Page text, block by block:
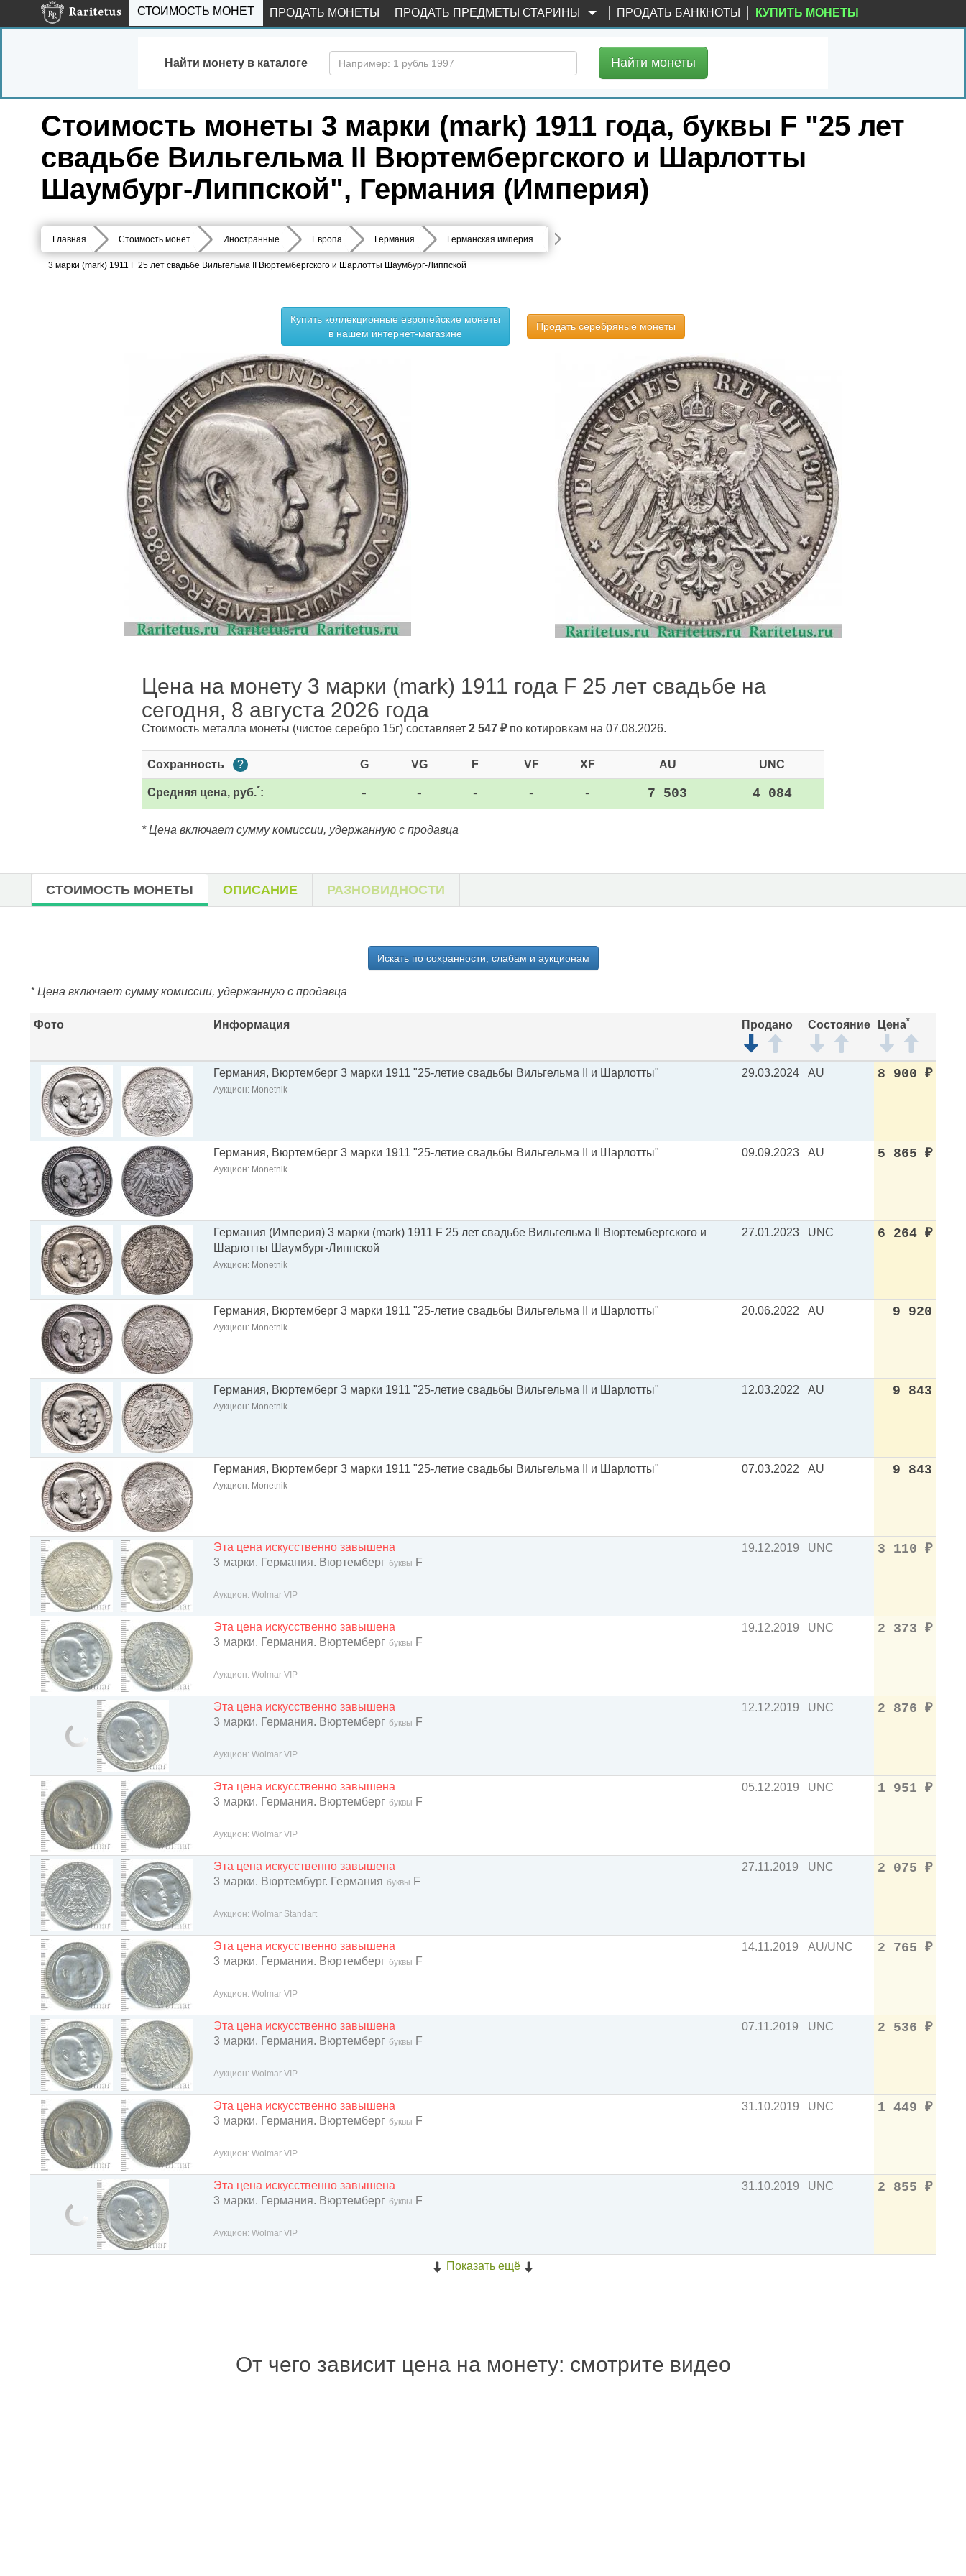
СТОИМОСТЬ МОНЕТ ПРОДАТЬ МОНЕТЫ ПРОДАТЬ ПРЕДМЕТЫ СТАРИНЫ ПРОДАТЬ БАНКНОТЫ КУПИТЬ МОНЕТЫ
Найти монету в каталоге Найти монеты
Стоимость монеты 3 марки (mark) 1911 года, буквы F "25 лет
свадьбе Вильгельма II Вюртембергского и Шарлотты
Шаумбург-Липпской", Германия (Империя)
Главная Стоимость монет Иностранные Европа Германия Германская империя
3 марки (mark) 1911 F 25 лет свадьбе Вильгельма II Вюртембергского и Шарлотты Шаумбург-Липпской
Купить коллекционные европейские монеты
в нашем интернет-магазине
Продать серебряные монеты
Цена на монету 3 марки (mark) 1911 года F 25 лет свадьбе на
сегодня, 8 августа 2026 года
Стоимость металла монеты (чистое серебро 15г) составляет 2 547 ₽по котировкам на 07.08.2026.
Сохранность ? G VG F VF XF AU UNC
Средняя цена, руб.*: - - - - - 7 503 4 084
* Цена включает сумму комиссии, удержанную с продавца
СТОИМОСТЬ МОНЕТЫ ОПИСАНИЕ РАЗНОВИДНОСТИ
Искать по сохранности, слабам и аукционам
* Цена включает сумму комиссии, удержанную с продавца
Фото Информация Продано Состояние Цена*
Германия, Вюртемберг 3 марки 1911 "25-летие свадьбы Вильгельма II и Шарлотты"
Аукцион: Monetnik
29.03.2024 AU 8 900 ₽
Германия, Вюртемберг 3 марки 1911 "25-летие свадьбы Вильгельма II и Шарлотты"
Аукцион: Monetnik
09.09.2023 AU 5 865 ₽
Германия (Империя) 3 марки (mark) 1911 F 25 лет свадьбе Вильгельма II Вюртембергского и
Шарлотты Шаумбург-Липпской
Аукцион: Monetnik
27.01.2023 UNC 6 264 ₽
Германия, Вюртемберг 3 марки 1911 "25-летие свадьбы Вильгельма II и Шарлотты"
Аукцион: Monetnik
20.06.2022 AU 9 920
Германия, Вюртемберг 3 марки 1911 "25-летие свадьбы Вильгельма II и Шарлотты"
Аукцион: Monetnik
12.03.2022 AU 9 843
Германия, Вюртемберг 3 марки 1911 "25-летие свадьбы Вильгельма II и Шарлотты"
Аукцион: Monetnik
07.03.2022 AU 9 843
Эта цена искусственно завышена
3 марки. Германия. Вюртемберг буквы F
Аукцион: Wolmar VIP
19.12.2019 UNC 3 110 ₽
Эта цена искусственно завышена
3 марки. Германия. Вюртемберг буквы F
Аукцион: Wolmar VIP
19.12.2019 UNC 2 373 ₽
Эта цена искусственно завышена
3 марки. Германия. Вюртемберг буквы F
Аукцион: Wolmar VIP
12.12.2019 UNC 2 876 ₽
Эта цена искусственно завышена
3 марки. Германия. Вюртемберг буквы F
Аукцион: Wolmar VIP
05.12.2019 UNC 1 951 ₽
Эта цена искусственно завышена
3 марки. Вюртембург. Германия буквы F
Аукцион: Wolmar Standart
27.11.2019 UNC 2 075 ₽
Эта цена искусственно завышена
3 марки. Германия. Вюртемберг буквы F
Аукцион: Wolmar VIP
14.11.2019 AU/UNC 2 765 ₽
Эта цена искусственно завышена
3 марки. Германия. Вюртемберг буквы F
Аукцион: Wolmar VIP
07.11.2019 UNC 2 536 ₽
Эта цена искусственно завышена
3 марки. Германия. Вюртемберг буквы F
Аукцион: Wolmar VIP
31.10.2019 UNC 1 449 ₽
Эта цена искусственно завышена
3 марки. Германия. Вюртемберг буквы F
Аукцион: Wolmar VIP
31.10.2019 UNC 2 855 ₽
Показать ещё
От чего зависит цена на монету: смотрите видео